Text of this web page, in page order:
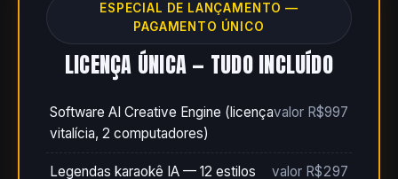
ESPECIAL DE LANÇAMENTO —
PAGAMENTO ÚNICO
LICENÇA ÚNICA — TUDO INCLUÍDO
Software AI Creative Engine (licença
vitalícia, 2 computadores)
valor R$997
Legendas karaokê IA — 12 estilos
valor R$297